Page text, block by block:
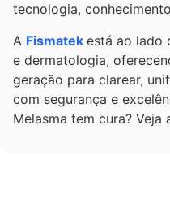
tecnologia,
A Fismatek está ao lado
e dermatologia,
geração para clarear,
com segurança e
Melasma tem cura?